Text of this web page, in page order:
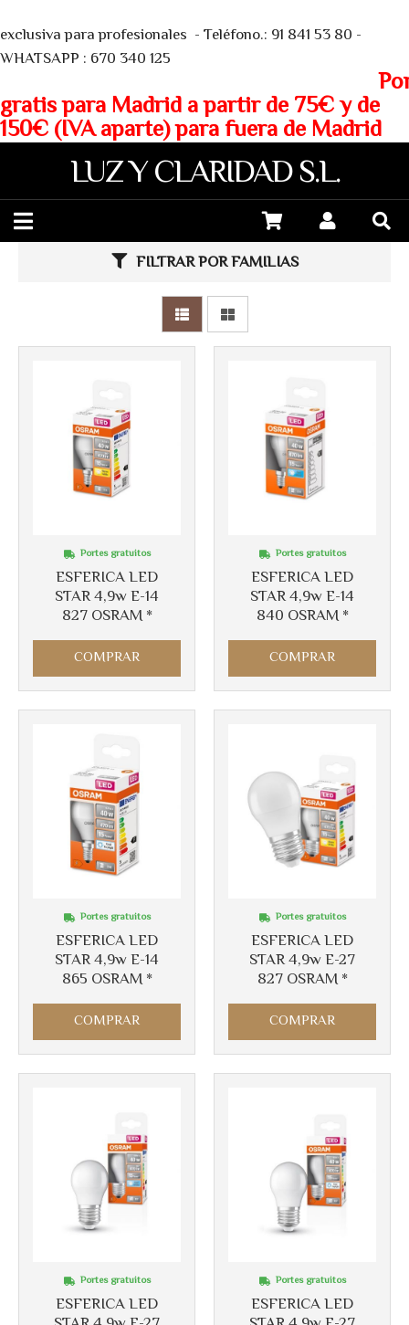
exclusiva para profesionales - Teléfono.: 91 841 53 80 -
WHATSAPP : 670 340 125
gratis para Madrid a partir de 75€ y de
150€ (IVA aparte) para fuera de Madrid
LUZ Y CLARIDAD S.L.
FILTRAR POR FAMILIAS
ESFERICA LED
STAR 4,9w E-14
827 OSRAM *
Portes gratuitos
COMPRAR
ESFERICA LED
STAR 4,9w E-14
840 OSRAM *
Portes gratuitos
COMPRAR
ESFERICA LED
STAR 4,9w E-14
865 OSRAM *
Portes gratuitos
COMPRAR
ESFERICA LED
STAR 4,9w E-27
827 OSRAM *
Portes gratuitos
COMPRAR
Más info
ESFERICA LED
Portes gratuitos
Más info
ESFERICA LED
Portes gratuitos